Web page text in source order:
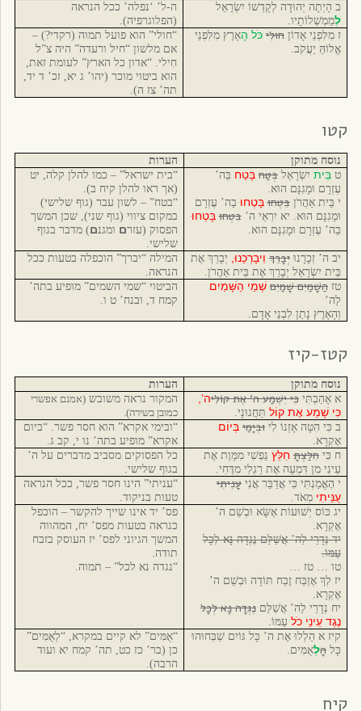
ב הָיְתָה יְהוּדָה לְקָדְשׁוֹ יִשְׂרָאֵל
לְמַמְשְׁלוֹתָיו.
ה-ל’ ‘נפלה’ ככל הנראה
(הפלוגרפיה).
ז מִלִּפְנֵי אָדוֹןחוּלִי כֹּל הָאָרֶץ מִלִּפְנֵי
אֱלוֹהַּ יַעֲקֹב.
“חולי” הוא פועל תמוה (רקדי?) –
אם מלשון “חיל ורעדה” היה צ”ל
חִילי. “אדון כל הארץ” לעומת זאת,
הוא ביטוי מוכר (יהו’ ג יא, זכ’ ד יד,
תה’ צז ה).
קטו
נוסח מתוקן
הערות
טבֵּית יִשְׂרָאֵלבְּטַח בָּטַח בַּה’
עֶזְרָם וּמָגִנָּם הוּא.
י בֵּית אַהֲרֹןבִּטְחוּ בָּטְחוּ בַה’ עֶזְרָם
וּמָגִנָּם הוּא. יא יִרְאֵי ה’בִּטְחוּ בָּטְחוּ
בַה’ עֶזְרָם וּמָגִנָּם הוּא.
“בית ישראל” – כמו להלן קלה, יט
(אך ראו להלן קיח ב).
“בטח” – לשון עבר (גוף שלישי)
במקום ציווי (גוף שני), שכן המשך
הפסוק (עזרם ומגנם) מדבר בגוף
שלישי.
יב ה’ זְכָרָנוּיְבָרֵךְ וִיבָרְכֵנוּ, יְבָרֵךְ אֶת
בֵּית יִשְׂרָאֵל יְבָרֵךְ אֶת בֵּית אַהֲרֹן.
המילה “יברך” הוכפלה בטעות ככל
הנראה.
טזהַשָּׁמַיִם שָׁמַיִם שְׁמֵי הַשָּׁמַיִם
לַה’
וְהָאָרֶץ נָתַן לִבְנֵי אָדָם.
הביטוי “שמי השמים” מופיע בתה’
קמח ד, ובנח’ ט ו.
קטז-קיז
נוסח מתוקן
הערות
א אָהַבְתִּיכִּי יִשְׁמַע ה’ אֶת קוֹלִיה’,
כִּי שָׁמַע אֶת קוֹל תַּחֲנוּנָי.
המקור נראה משובש(אמנם אפשרי
כמובן בשירה).
ב כִּי הִטָּה אָזְנוֹ לִיוּבְיָמַי בְּיוֹם
אֶקְרָא.
“ובימי אקרא” הוא חסר פשר. “ביום
אקרא” מופיע בתה’ נו י, קב ג.
ח כִּיחִלַּצְתָּ חִלֵּץ נַפְשִׁי מִמָּוֶת אֶת
עֵינִי מִן דִּמְעָה אֶת רַגְלִי מִדֶּחִי.
כל הפסוקים מסביב מדברים על ה’
בגוף שלישי.
י הֶאֱמַנְתִּי כִּי אֲדַבֵּר אֲנִיעָנִיתִי
עֻנֵּיתִימְאֹד.
“עניתי” הינו חסר פשר, ככל הנראה
טעות בניקוד.
יג כּוֹס יְשׁוּעוֹת אֶשָּׂא וּבְשֵׁם ה’
אֶקְרָא.
יד נְדָרַי לַה’ אֲשַׁלֵּם נֶגְדָה נָּא לְכָל
עַמּוֹ.
טו … טז …
יז לְךָ אֶזְבַּח זֶבַח תּוֹדָה וּבְשֵׁם ה’
אֶקְרָא.
יח נְדָרַי לַה’ אֲשַׁלֵּםנֶגְדָה נָּא לְכָל
נֶגֶד עֵינֵי כֹל עַמּוֹ.
פס’ יד אינו שייך להקשר – הוכפל
כנראה בטעות מפס’ יח, המהווה
המשך הגיוני לפס’ יז העוסק בזבח
תודה.
“נגדה נא לכל” – תמוה.
קיז א הַלְלוּ אֶת ה’ כָּל גּוֹיִם שַׁבְּחוּהוּ
כָּלהָלְאֻמִּים.
“אֻמִּים” לא קיים במקרא, “לְאֻמִּים”
כן (בר’ כז כט, תה’ קמח יא ועוד
הרבה).
קיח